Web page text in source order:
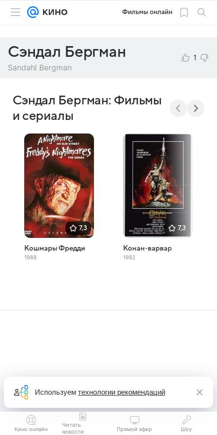
Фильмы онлайн
Сэндал Бергман
Sandahl Bergman
1
Сэндал Бергман: Фильмы
и сериалы
7,3
Кошмары Фредди
1988
7,3
Конан-варвар
1982
Кино онлайн
Читать
новости
Прямой эфир Шоу
Используем технологии рекомендаций